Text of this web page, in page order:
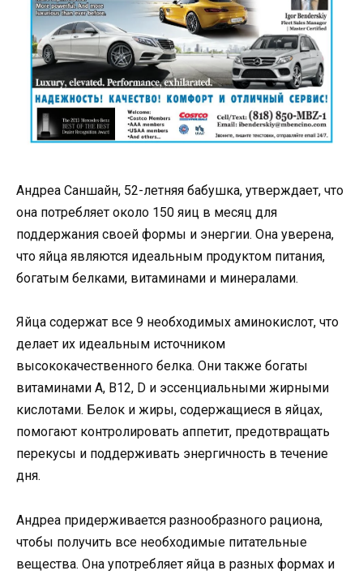
Андреа Саншайн, 52-летняя бабушка, утверждает, что
она потребляет около 150 яиц в месяц для
поддержания своей формы и энергии. Она уверена,
что яйца являются идеальным продуктом питания,
богатым белками, витаминами и минералами.
Яйца содержат все 9 необходимых аминокислот, что
делает их идеальным источником
высококачественного белка. Они также богаты
витаминами A, B12, D и эссенциальными жирными
кислотами. Белок и жиры, содержащиеся в яйцах,
помогают контролировать аппетит, предотвращать
перекусы и поддерживать энергичность в течение
дня.
Андреа придерживается разнообразного рациона,
чтобы получить все необходимые питательные
вещества. Она употребляет яйца в разных формах и